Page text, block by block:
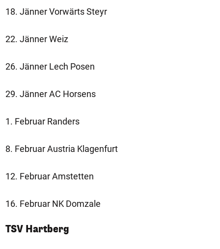
18. Jänner Vorwärts Steyr
22. Jänner Weiz
26. Jänner Lech Posen
29. Jänner AC Horsens
1. Februar Randers
8. Februar Austria Klagenfurt
12. Februar Amstetten
16. Februar NK Domzale
TSV Hartberg